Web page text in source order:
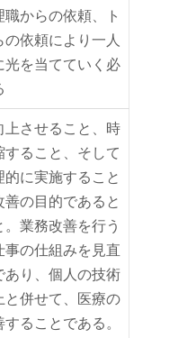
職からの依頼、ト
の依頼により一人
光を当てていく必
上させること、時
すること、そして
的に実施すること
善の目的であると
。業務改善を行う
事の仕組みを見直
あり、個人の技術
と併せて、医療の
ることである。